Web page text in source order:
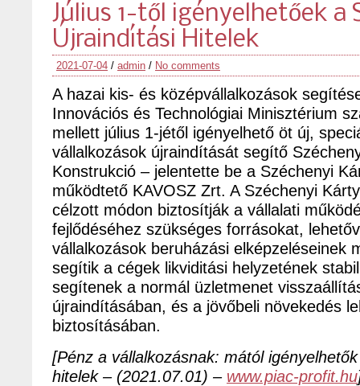
Július 1-től igényelhetőek a
Újraindítási Hitelek
2021-07-04 / admin / No comments
A hazai kis- és középvállalkozások
Innovációs és Technológiai Minisztérium
mellett július 1-jétől igényelhető öt új,
vállalkozások újraindítását segítő
Konstrukció – jelentette be a Széchenyi
működtető KAVOSZ Zrt. A Széchenyi
célzott módon biztosítják a vállalati
fejlődéséhez szükséges forrásokat,
vállalkozások beruházási elképzeléseinek
segítik a cégek likviditási helyzetének
segítenek a normál üzletmenet
újraindításában, és a jövőbeli növekedés
biztosításában.
[Pénz a vállalkozásnak: mától
hitelek – (2021.07.01) – www.piac-profit.hu